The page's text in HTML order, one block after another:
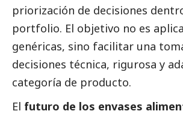
priorización de decisiones
portfolio. El objetivo no es
genéricas, sino facilitar una
decisiones técnica, rigurosa y
categoría de producto.
El futuro de los envases